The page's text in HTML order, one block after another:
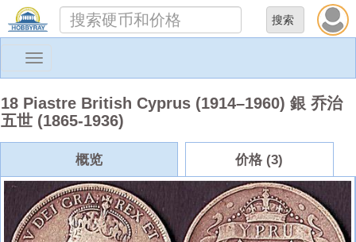
Toggle
18 Piastre British Cyprus (1914–1960) 銀 乔治
五世 (1865-1936)
概览 价格 (3)